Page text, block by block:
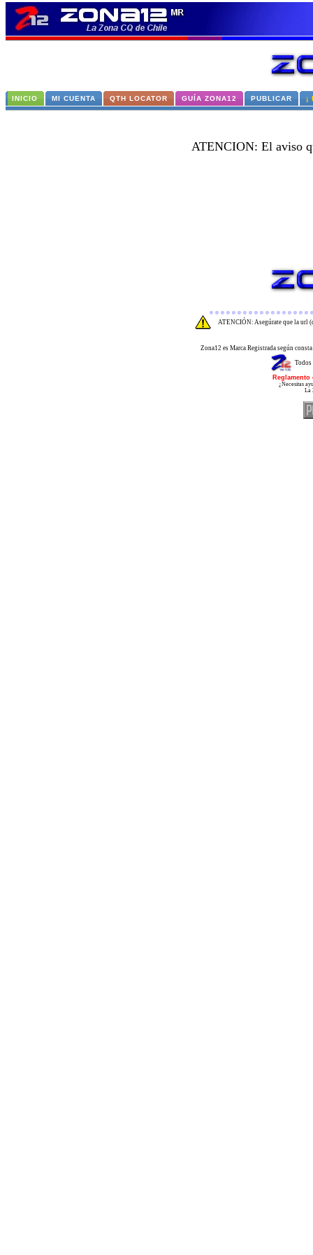
INICIO MI CUENTA QTH LOCATOR GUÍA ZONA12 PUBLICAR ¡
ATENCION: El aviso
ATENCIÓN: Asegúrate que la url
Zona12 es Marca Registrada según
Todos
¿Necesitas
La